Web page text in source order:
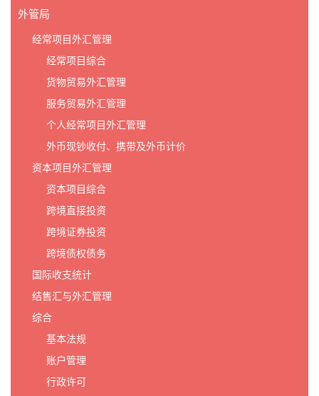
外管局
经常项目外汇管理
经常项目综合
货物贸易外汇管理
服务贸易外汇管理
个人经常项目外汇管理
外币现钞收付、携带及外币计价
资本项目外汇管理
资本项目综合
跨境直接投资
跨境证券投资
跨境债权债务
国际收支统计
结售汇与外汇管理
综合
基本法规
账户管理
行政许可